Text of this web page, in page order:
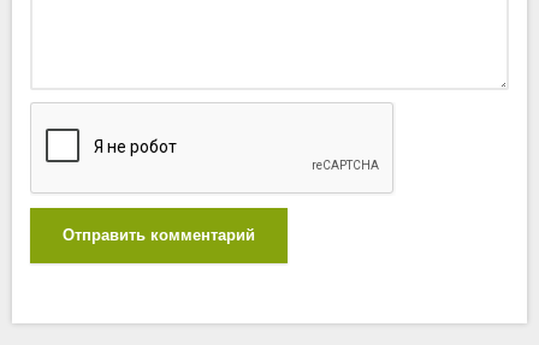
Отправить комментарий